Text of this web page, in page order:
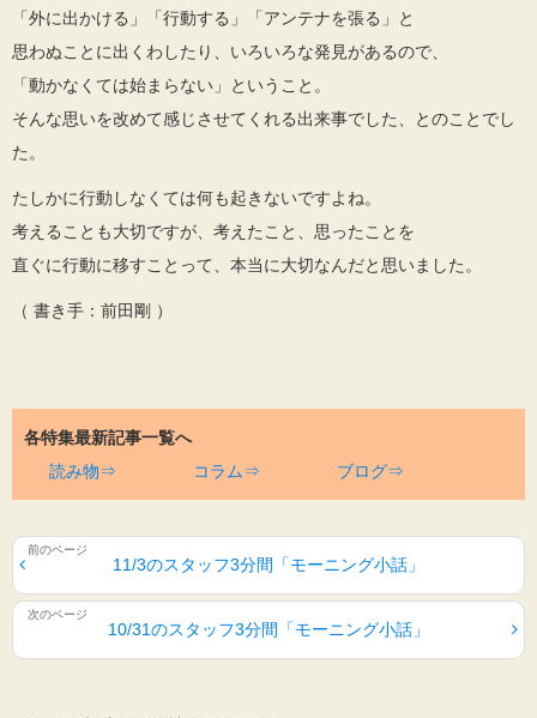
「外に出かける」「行動する」「アンテナを張る」と
思わぬことに出くわしたり、いろいろな発見があるので、
「動かなくては始まらない」ということ。
そんな思いを改めて感じさせてくれる出来事でした、とのことでし
た。
たしかに行動しなくては何も起きないですよね。
考えることも大切ですが、考えたこと、思ったことを
直ぐに行動に移すことって、本当に大切なんだと思いました。
（ 書き手：前田剛 ）
各特集最新記事一覧へ
読み物⇒
コラム⇒ ブログ⇒
11/3のスタッフ3分間「モーニング小話」
10/31のスタッフ3分間「モーニング小話」